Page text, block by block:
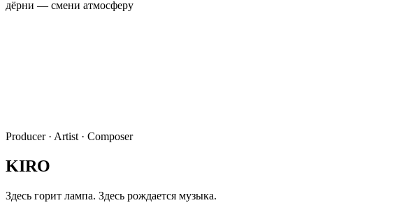
дёрни — смени атмосферу
Producer · Artist · Composer
KIRO
Здесь горит лампа. Здесь рождается музыка.